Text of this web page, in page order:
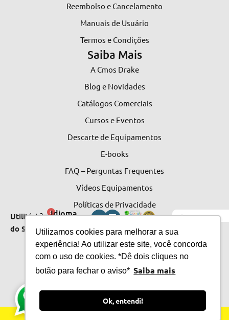
Utilizamos cookies para melhorar a sua
experiência! Ao utilizar este site, você concorda
com o uso de cookies. *Dê dois cliques no
botão para fechar o aviso* Saiba mais
Ok, entendi!
Reembolso e Cancelamento
Manuais de Usuário
Termos e Condições
Saiba Mais
A Cmos Drake
Blog e Novidades
Catálogos Comerciais
Cursos e Eventos
Descarte de Equipamentos
E-books
FAQ – Perguntas Frequentes
Vídeos Equipamentos
Políticas de Privacidade
Utilitários
do Site
0Idioma
do Site
© 2026 CMOS Drake S.A. Todos os direitos reservados.